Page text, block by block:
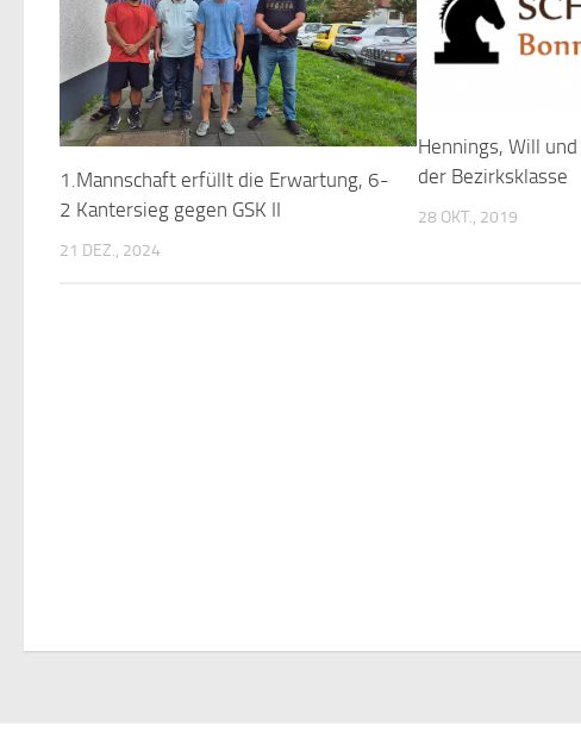
1.Mannschaft erfüllt die Erwartung, 6-
2 Kantersieg gegen GSK II
21 DEZ., 2024
Hennings, Will
der Bezirksklasse
28 OKT., 2019